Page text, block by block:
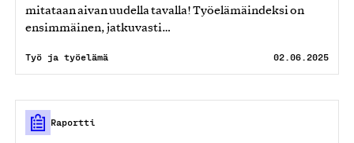
mitataan aivan uudella tavalla! Työelämäindeksi on
ensimmäinen, jatkuvasti…
Työ ja työelämä 02.06.2025
Raportti